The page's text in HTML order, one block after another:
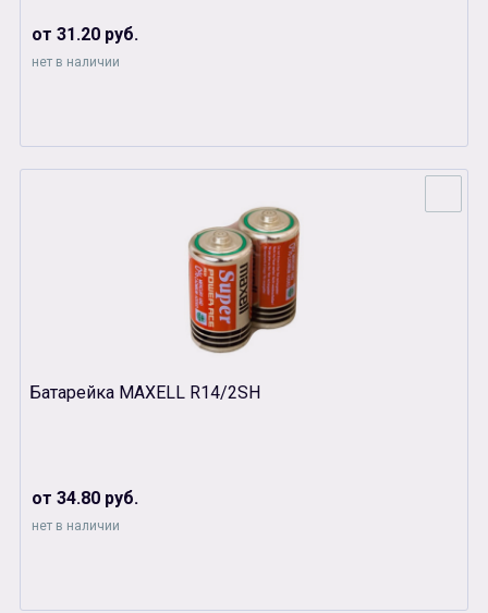
от 31.20 руб.
нет в наличии
Батарейка MAXELL R14/2SH
от 34.80 руб.
нет в наличии